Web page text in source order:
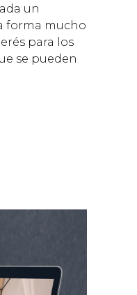
un
forma mucho
para los
se pueden